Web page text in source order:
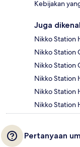
Kebijakan
Juga
Nikko Station
Nikko Station
Nikko Station
Nikko Station
Nikko Station
Nikko Station
Pertanyaan